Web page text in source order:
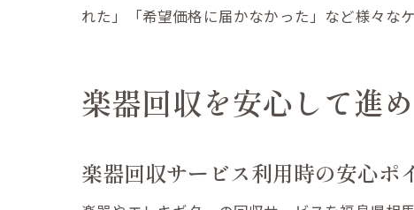
れた」「希望価格に届かなかった」など様々な
楽器回収を安心して進
楽器回収サービス利用時の安心ポ